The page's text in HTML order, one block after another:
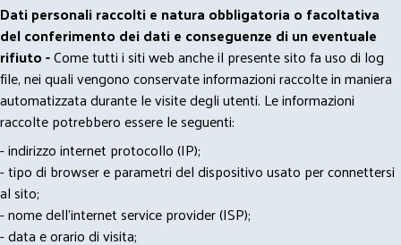
Dati personali raccolti e natura obbligatoria o facoltativa
del conferimento dei dati e conseguenze di un eventuale
rifiuto -Come tutti i siti web anche il presente sito fa uso di log
file, nei quali vengono conservate informazioni raccolte in maniera
automatizzata durante le visite degli utenti. Le informazioni
raccolte potrebbero essere le seguenti:
- indirizzo internet protocollo (IP);
- tipo di browser e parametri del dispositivo usato per connettersi
al sito;
- nome dell'internet service provider (ISP);
- data e orario di visita;